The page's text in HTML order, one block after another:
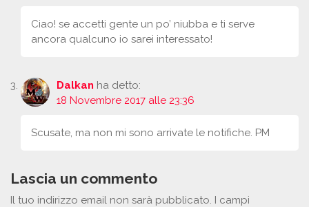
Ciao! se accetti gente un po’ niubba e ti serve
ancora qualcuno io sarei interessato!
Dalkan ha detto:
18 Novembre 2017 alle 23:36
Scusate, ma non mi sono arrivate le notifiche. PM
Lascia un commento
Il tuo indirizzo email non sarà pubblicato. I campi